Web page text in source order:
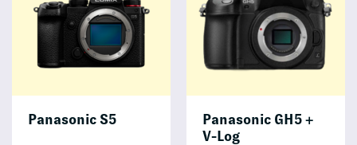
Panasonic S5
Panasonic GH5 +
V-Log